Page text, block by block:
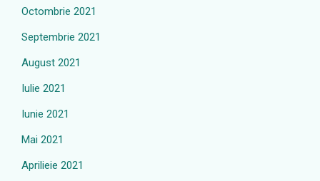
Octombrie 2021
Septembrie 2021
August 2021
Iulie 2021
Iunie 2021
Mai 2021
Aprilieie 2021